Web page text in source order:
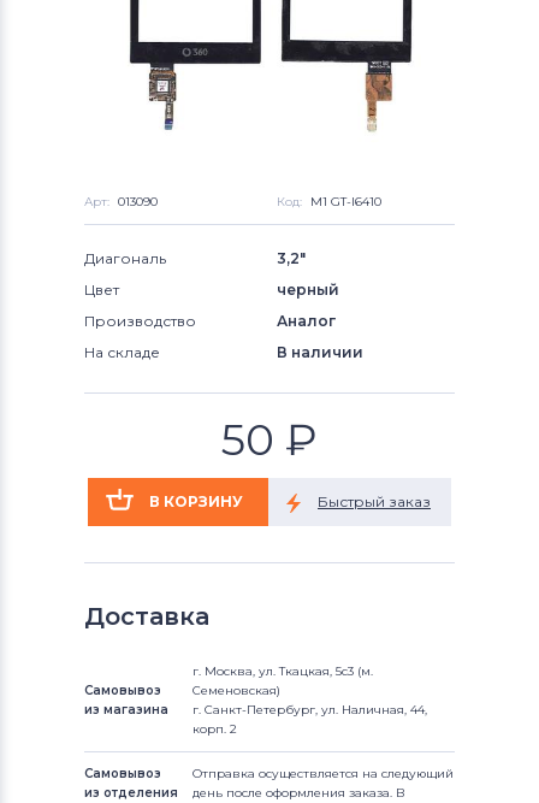
Арт: 013090 Код: M1 GT-I6410
Диагональ
3,2"
Цвет
черный
Производство
Аналог
На складе
В наличии
50 ₽
Доставка
Самовывоз
из магазина
г. Москва, ул. Ткацкая, 5с3 (м.
Семеновская)
г. Санкт-Петербург, ул. Наличная, 44,
корп. 2
Самовывоз
из отделения
Отправка осуществляется на следующий
день после оформления заказа. В